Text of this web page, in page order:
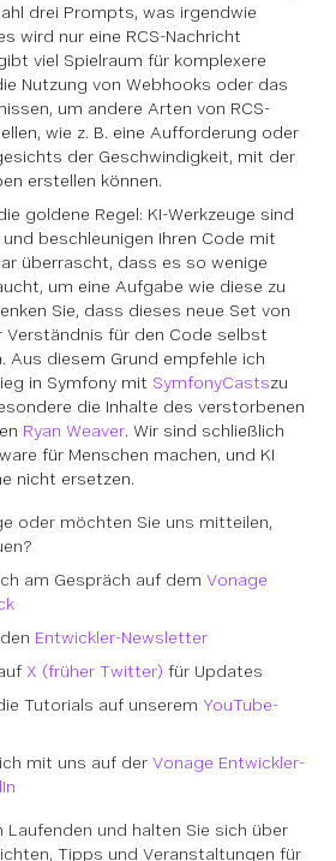
drei Prompts, was irgendwie
wird nur eine RCS-Nachricht
viel Spielraum für komplexere
Nutzung von Webhooks oder das
um andere Arten von RCS-
wie z. B. eine Aufforderung oder
der Geschwindigkeit, mit der
erstellen können.
goldene Regel: KI-Werkzeuge sind
und beschleunigen Ihren Code mit
überrascht, dass es so wenige
um eine Aufgabe wie diese zu
Sie, dass dieses neue Set von
Verständnis für den Code selbst
Aus diesem Grund empfehle ich
in Symfony mit SymfonyCastszu
die Inhalte des verstorbenen
Ryan Weaver. Wir sind schließlich
für Menschen machen, und KI
nicht ersetzen.
oder möchten Sie uns mitteilen,
am Gespräch auf dem Vonage
Entwickler-Newsletter
X (früher Twitter) für Updates
Tutorials auf unserem YouTube-
mit uns auf der Vonage Entwickler-
Laufenden und halten Sie sich über
Tipps und Veranstaltungen für